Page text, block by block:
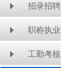
招录招聘
职称执业
工勤考核